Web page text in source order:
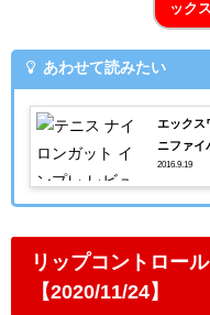
ック
あわせて読みたい
エックス
ニファイ
2016.9.19
リップコントロー
【2020/11/24】